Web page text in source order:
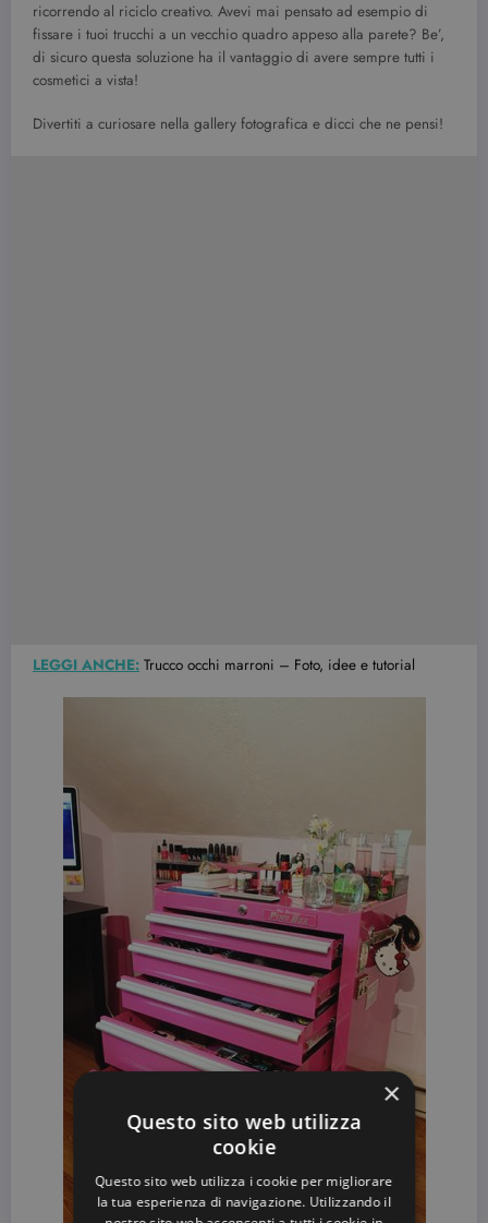
ricorrendo al riciclo creativo. Avevi mai pensato ad esempio di
fissare i tuoi trucchi a un vecchio quadro appeso alla parete? Be’,
di sicuro questa soluzione ha il vantaggio di avere sempre tutti i
cosmetici a vista!
Divertiti a curiosare nella gallery fotografica e dicci che ne pensi!
LEGGI ANCHE: Trucco occhi marroni – Foto, idee e tutorial
×
Questo sito web utilizza
cookie
Questo sito web utilizza i cookie per migliorare
la tua esperienza di navigazione. Utilizzando il